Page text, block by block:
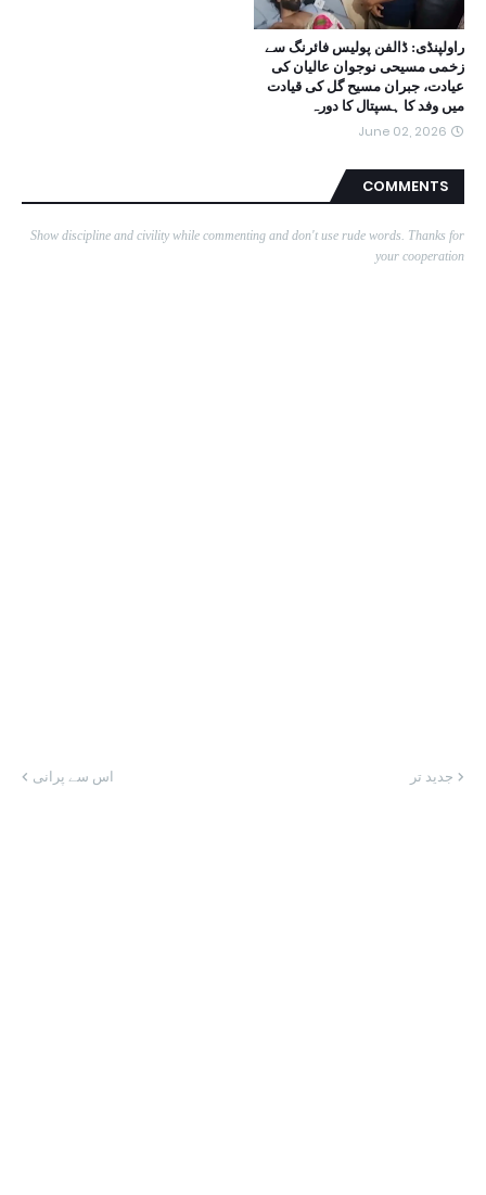
راولپنڈی: ڈالفن پولیس فائرنگ سے
زخمی مسیحی نوجوان عالیان کی
عیادت، جبران مسیح گل کی قیادت
میں وفد کا ہسپتال کا دورہ
June 02, 2026
COMMENTS
Show discipline and civility while commenting and don't use rude words. Thanks for
your cooperation
جدید تر اس سے پرانی